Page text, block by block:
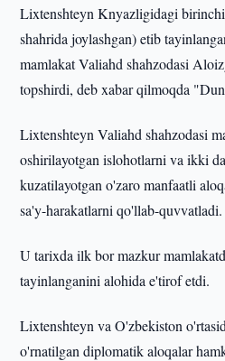
Lixtenshteyn Knyazligidagi
shahrida joylashgan) etib
mamlakat Valiahd shahzodasi
topshirdi, deb xabar qilmoqda
Lixtenshteyn Valiahd shahzodasi
oshirilayotgan islohotlarni va ikki
kuzatilayotgan o'zaro manfaatli
sa'y-harakatlarni qo'llab-quvvatladi.
U tarixda ilk bor mazkur
tayinlanganini alohida e'tirof etdi.
Lixtenshteyn va O'zbekiston
o'rnatilgan diplomatik aloqalar